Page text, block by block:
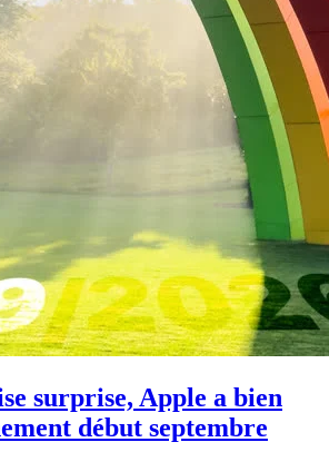
surprise, Apple a bien
début septembre